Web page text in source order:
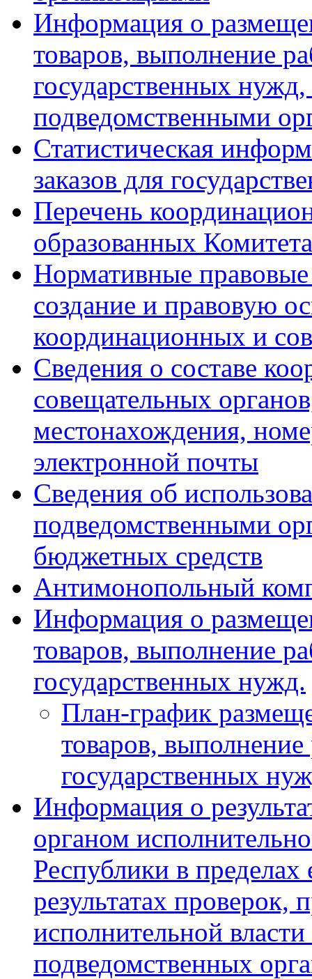
Информация о
товаров, выполнение
государственных
подведомственными
Статистическая
заказов для
Перечень
образованных Комитета
Нормативные
создание и правовую
координационных и
Сведения о составе
совещательных
местонахождения,
электронной почты
Сведения об
подведомственными
бюджетных средств
Антимонопольный
Информация о
товаров, выполнение
государственных нужд.
План-график
товаров, выполнение
государственных
Информация о
органом
Республики в
результатах проверок,
исполнительной
подведомственных